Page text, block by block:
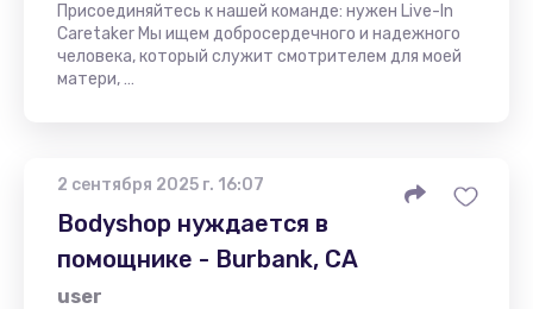
Присоединяйтесь к нашей команде: нужен Live-In
Caretaker Мы ищем добросердечного и надежного
человека, который служит смотрителем для моей
матери, …
2 сентября 2025 г. 16:07
Bodyshop нуждается в
помощнике - Burbank, CA
user